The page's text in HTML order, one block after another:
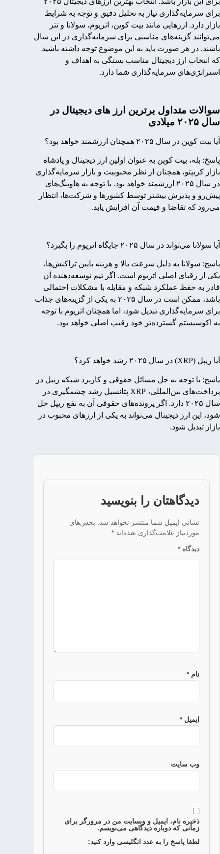
برای سرمایه‌گذاری نیاز به تحلیل دقیق و توجه به شرایط
بازار دارد. ارزهایی مانند بیت کوین، اتریوم، سولانا و تتر
می‌توانند گزینه‌های مناسبی برای سرمایه‌گذاری در این سال
باشند. در هر صورت باید به این موضوع توجه داشته باشید
که انتخاب ارز دیجیتال مناسب بستگی به اهداف و
استراتژی‌های سرمایه‌گذاری شما دارد.
سوالات متداول برترین ارز های دیجیتال در
سال ۲۰۲۵ میلادی
آیا بیت کوین در سال ۲۰۲۵ همچنان ارزشمند خواهد بود؟
پاسخ: بله، بیت کوین به عنوان اولین ارز دیجیتال و پادشاه
بازار کریپتو، همچنان از نظر محبوبیت و بازار سرمایه‌گذاری
در سال ۲۰۲۵ ارزشمند خواهد بود. با توجه به هاوینگ‌های
پیش‌رو و پذیرش بیشتر توسط کشورها و شرکت‌ها، انتظار
می‌رود که تقاضا و قیمت آن افزایش یابد.
آیا سولانا می‌تواند در سال ۲۰۲۵ جایگاه اتریوم را بگیرد؟
پاسخ: سولانا به دلیل سرعت بالا و هزینه پایین تراکنش‌ها،
یکی از رقبای اصلی اتریوم است. اگر تیم توسعه‌دهنده آن
قادر به حفظ عملکرد شبکه و مقابله با مشکلات احتمالی
باشد، ممکن است در سال ۲۰۲۵ به یکی از گزینه‌های جذاب
برای سرمایه‌گذاری تبدیل شود، اما همچنان اتریوم با توجه
به اکوسیستم گسترده‌تر خود رقیب اصلی خواهد بود.
آیا ریپل (XRP) در سال ۲۰۲۵ رشد خواهد کرد؟
پاسخ: با توجه به حل مسائل حقوقی و کاربرد شبکه ریپل در
پرداخت‌های بین‌المللی، XRP پتانسیل رشد چشمگیری در
سال ۲۰۲۵ دارد. اگر پرونده‌های حقوقی آن به نفع ریپل حل
شود، این ارز دیجیتال می‌تواند به یکی از ارزهای محبوب در
بازار تبدیل شود.
دیدگاهتان را بنویسید
نشانی ایمیل شما منتشر نخواهد شد.
بخش‌های
موردنیاز علامت‌گذاری شده‌اند *
دیدگاه*
نام*
ایمیل*
وب‌ سایت
ذخیره نام، ایمیل و وبسایت من در مرورگر برای
زمانی که دوباره دیدگاهی می‌نویسم.
لطفا پاسخ را به عدد انگلیسی وارد کنید: